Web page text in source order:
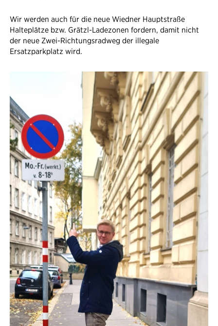
Wir werden auch für die neue Wiedner Hauptstraße
Halteplätze bzw. Grätzl-Ladezonen fordern, damit nicht
der neue Zwei-Richtungsradweg der illegale
Ersatzparkplatz wird.